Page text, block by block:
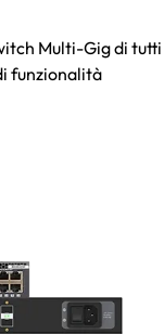
Multi-Gig di tutti
funzionalità